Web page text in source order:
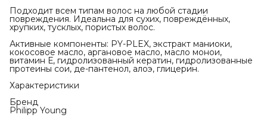
Подходит всем типам волос на любой стадии
повреждения. Идеальна для сухих, повреждённых,
хрупких, тусклых, пористых волос.
Активные компоненты: PY-PLEX, экстракт маниоки,
кокосовое масло, аргановое масло, масло монои,
витамин Е, гидролизованный кератин, гидролизованные
протеины сои, де-пантенол, алоэ, глицерин.
Характеристики
Бренд
Philipp Young